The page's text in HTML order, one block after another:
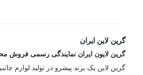
گرین لاین ایران
گرین لایون ایران نمایندگی رسمی فروش